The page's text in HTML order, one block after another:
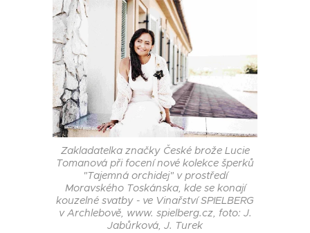
Zakladatelka značky České brože Lucie
Tomanová při focení nové kolekce šperků
"Tajemná orchidej" v prostředí
Moravského Toskánska, kde se konají
kouzelné svatby - ve Vinařství SPIELBERG
v Archlebově, www. spielberg.cz, foto: J.
Jabůrková, J. Turek